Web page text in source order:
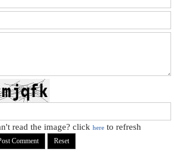
read the image? clickhere to refresh